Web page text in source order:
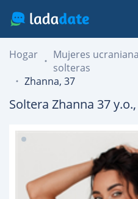
Hogar
Mujeres
solteras
Zhanna, 37
Soltera Zhanna 37